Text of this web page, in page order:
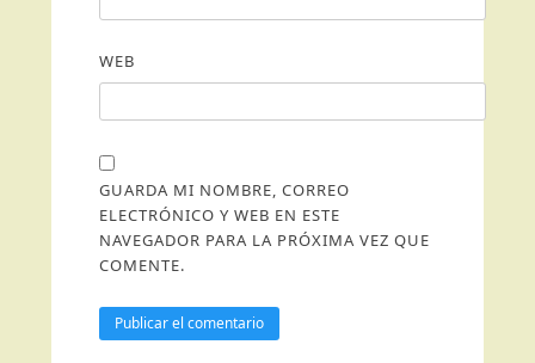
WEB
GUARDA MI NOMBRE, CORREO
ELECTRÓNICO Y WEB EN ESTE
NAVEGADOR PARA LA PRÓXIMA VEZ QUE
COMENTE.